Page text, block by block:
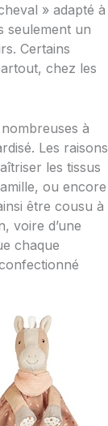
» adapté à
seulement un
Certains
chez les
à
Les raisons
les tissus
ou encore
être cousu à
voire d’une
chaque